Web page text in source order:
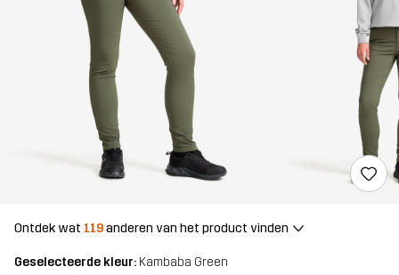
Ontdek wat 119anderen van het product vinden
Geselecteerde kleur: Kambaba Green